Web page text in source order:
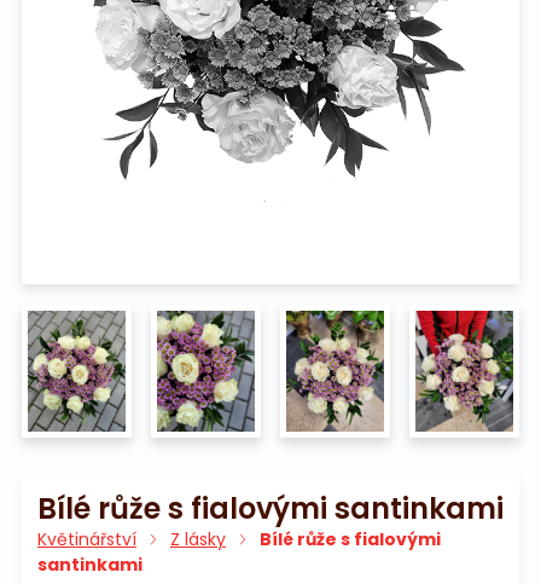
Bílé růže s fialovými santinkami
Květinářství Z lásky
Bílé růže s fialovými
santinkami